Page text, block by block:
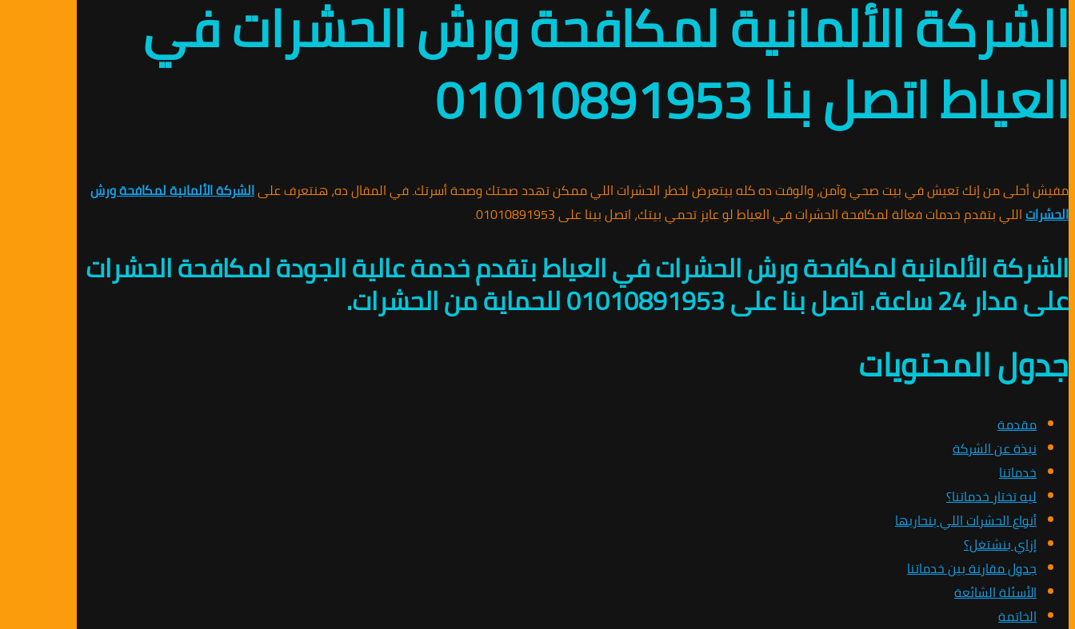
الشركة الألمانية لمكافحة ورش الحشرات في
العياط اتصل بنا 01010891953
مفيش أحلى من إنك تعيش في بيت صحي وآمن، والوقت ده كله بيتعرض لخطر الحشرات اللي ممكن تهدد صحتك وصحة أسرتك. في المقال ده، هنتعرف علىالشركة الألمانية لمكافحة ورش
الحشراتاللي بتقدم خدمات فعالة لمكافحة الحشرات في العياط لو عايز تحمي بيتك، اتصل بينا على 01010891953.
الشركة الألمانية لمكافحة ورش الحشرات في العياط بتقدم خدمة عالية الجودة لمكافحة الحشرات
على مدار 24 ساعة. اتصل بنا على 01010891953 للحماية من الحشرات.
جدول المحتويات
مقدمة
نبذة عن الشركة
خدماتنا
ليه تختار خدماتنا؟
أنواع الحشرات اللي بنحاربها
إزاي بنشتغل؟
جدول مقارنة بين خدماتنا
الأسئلة الشائعة
الخاتمة